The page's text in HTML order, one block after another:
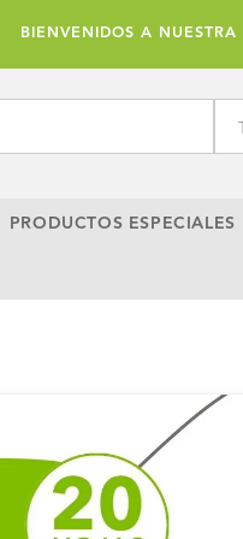
BIENVENIDOS A
PRODUCTOS ESPECIALES